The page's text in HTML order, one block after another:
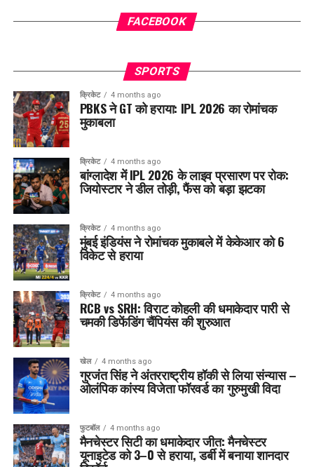
FACEBOOK
SPORTS
क्रिकेट 4 months ago
PBKS ने GT को हराया: IPL 2026 का रोमांचक
मुकाबला
क्रिकेट 4 months ago
बांग्लादेश में IPL 2026 के लाइव प्रसारण पर रोक:
जियोस्टार ने डील तोड़ी, फैंस को बड़ा झटका
क्रिकेट 4 months ago
मुंबई इंडियंस ने रोमांचक मुकाबले में केकेआर को 6
विकेट से हराया
क्रिकेट 4 months ago
RCB vs SRH: विराट कोहली की धमाकेदार पारी से
चमकी डिफेंडिंग चैंपियंस की शुरुआत
खेल 4 months ago
गुरजंत सिंह ने अंतरराष्ट्रीय हॉकी से लिया संन्यास –
ओलंपिक कांस्य विजेता फॉरवर्ड का गुरुमुखी विदा
फुटबॉल 4 months ago
मैनचेस्टर सिटी का धमाकेदार जीत: मैनचेस्टर
यूनाइटेड को 3–0 से हराया, डर्बी में बनाया शानदार